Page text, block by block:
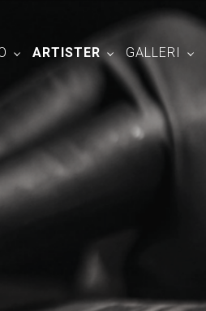
ARTISTER GALLERI